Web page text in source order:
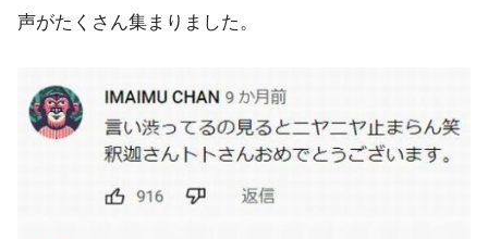
声がたくさん集まりました。